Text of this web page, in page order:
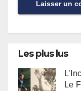
Les plus lus
Le